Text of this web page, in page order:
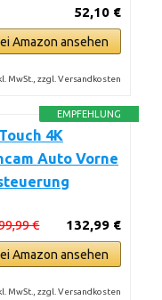
52,10 €
Amazon ansehen
MwSt., zzgl. Versandkosten
EMPFEHLUNG
4K
Auto Vorne
132,99 €
€
Amazon ansehen
MwSt., zzgl. Versandkosten